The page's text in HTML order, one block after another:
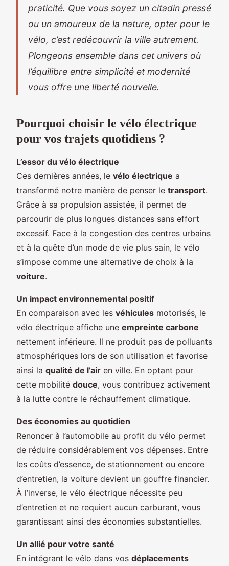
praticité. Que vous soyez un citadin pressé
ou un amoureux de la nature, opter pour le
vélo, c’est redécouvrir la ville autrement.
Plongeons ensemble dans cet univers où
l’équilibre entre simplicité et modernité
vous offre une liberté nouvelle.
Pourquoi choisir le vélo électrique
pour vos trajets quotidiens ?
L’essor du vélo électrique
Ces dernières années, le vélo électrique a
transformé notre manière de penser le transport.
Grâce à sa propulsion assistée, il permet de
parcourir de plus longues distances sans effort
excessif. Face à la congestion des centres urbains
et à la quête d’un mode de vie plus sain, le vélo
s’impose comme une alternative de choix à la
voiture.
Un impact environnemental positif
En comparaison avec les véhicules motorisés, le
vélo électrique affiche une empreinte carbone
nettement inférieure. Il ne produit pas de polluants
atmosphériques lors de son utilisation et favorise
ainsi la qualité de l’air en ville. En optant pour
cette mobilité douce, vous contribuez activement
à la lutte contre le réchauffement climatique.
Des économies au quotidien
Renoncer à l’automobile au profit du vélo permet
de réduire considérablement vos dépenses. Entre
les coûts d’essence, de stationnement ou encore
d’entretien, la voiture devient un gouffre financier.
À l’inverse, le vélo électrique nécessite peu
d’entretien et ne requiert aucun carburant, vous
garantissant ainsi des économies substantielles.
Un allié pour votre santé
En intégrant le vélo dans vos déplacements